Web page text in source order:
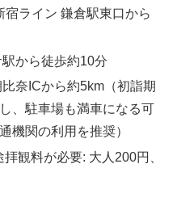
ライン 鎌倉駅東口から
から徒歩約10分
奈ICから約5km（初詣期
、駐車場も満車になる可
機関の利用を推奨）
観料が必要: 大人200円、